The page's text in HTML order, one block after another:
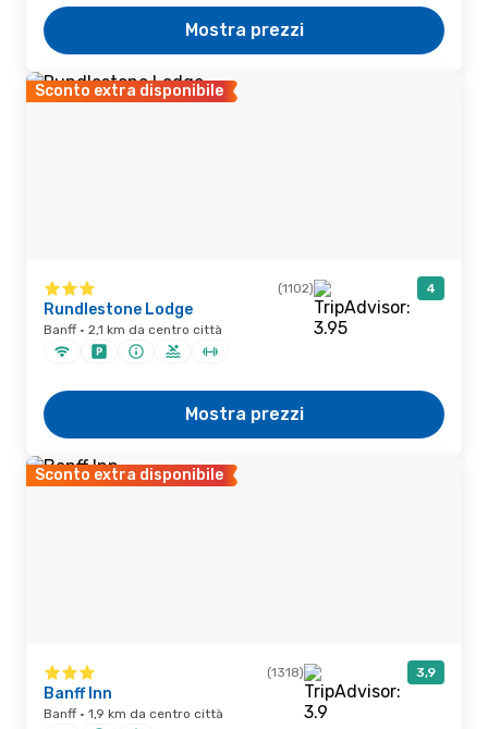
Mostra prezzi
Sconto extra disponibile
(1102) 4
Rundlestone Lodge
Banff · 2,1 km da centro città
Mostra prezzi
Sconto extra disponibile
(1318) 3,9
Banff Inn
Banff · 1,9 km da centro città